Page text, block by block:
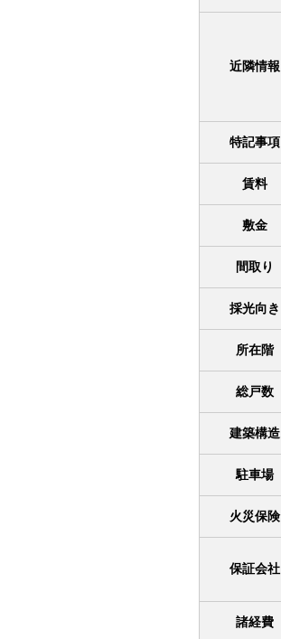
近隣情報
特記事項
賃料
敷金
間取り
採光向き
所在階
総戸数
建築構造
駐車場
火災保険
保証会社
諸経費